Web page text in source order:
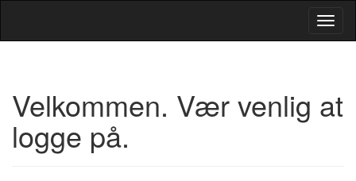
Velkommen. Vær venlig at
logge på.